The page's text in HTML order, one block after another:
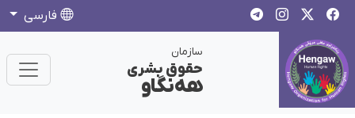
فارسی
سازمان
حقوق بشری
هەنگاو